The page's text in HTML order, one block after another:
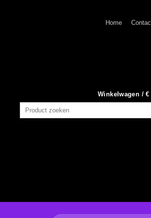
Home
Winkelwagen /€
Zoeken